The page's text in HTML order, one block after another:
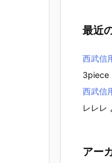
最近
西武信
3piece
西武信
レレレ
アー